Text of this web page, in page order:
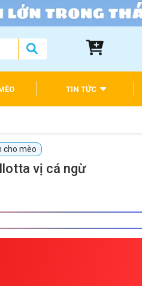
TIN TỨC
cho mèo
vị cá ngừ